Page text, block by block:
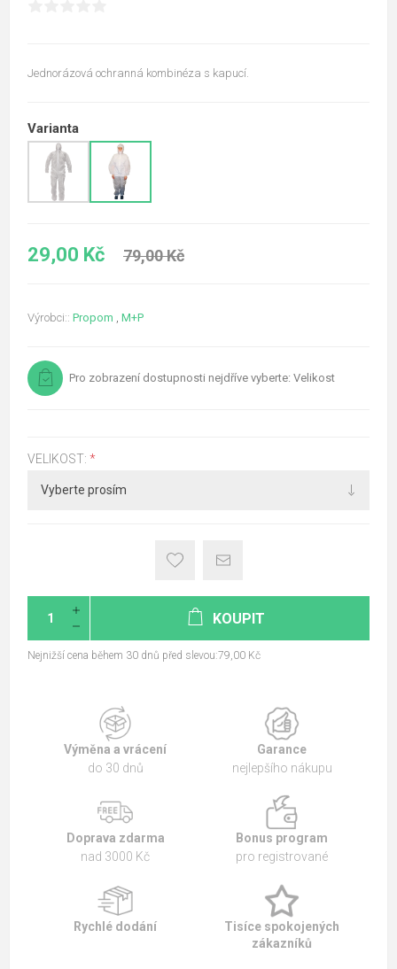
Jednorázová ochranná kombinéza s kapucí.
Varianta
29,00 Kč 79,00 Kč
Výrobci:: Propom M+P
Pro zobrazení dostupnosti nejdříve vyberte: Velikost
VELIKOST: *
KOUPIT
Nejnižší cena během 30 dnů před slevou:79,00 Kč
Výměna a vrácení
do 30 dnů
Garance
nejlepšího nákupu
Doprava zdarma
nad 3000 Kč
Bonus program
pro registrované
Rychlé dodání
Tisíce spokojených
zákazníků